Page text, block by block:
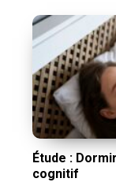
Étude :
cognitif